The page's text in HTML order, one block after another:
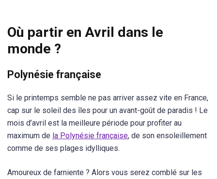
Où partir en Avril dans le
monde ?
Polynésie française
Si le printemps semble ne pas arriver assez vite en France,
cap sur le soleil des îles pour un avant-goût de paradis ! Le
mois d’avril est la meilleure période pour profiter au
maximum de la Polynésie française, de son ensoleillement
comme de ses plages idylliques.
Amoureux de farniente ? Alors vous serez comblé sur les